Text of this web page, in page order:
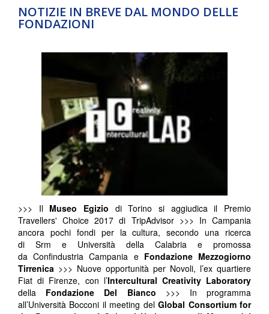
NOTIZIE IN BREVE DAL MONDO DELLE
FONDAZIONI
>>> Il Museo Egizio di Torino si aggiudica il Premio
Travellers' Choice 2017 di TripAdvisor >>> In Campania
ancora pochi fondi per la cultura, secondo una ricerca
di Srm e Università della Calabria e promossa
da Confindustria Campania e Fondazione Mezzogiorno
Tirrenica >>> Nuove opportunità per Novoli, l’ex quartiere
Fiat di Firenze, con l’Intercultural Creativity Laboratory
della Fondazione Del Bianco >>> In programma
all’Università Bocconi il meeting delGlobal Consortium for